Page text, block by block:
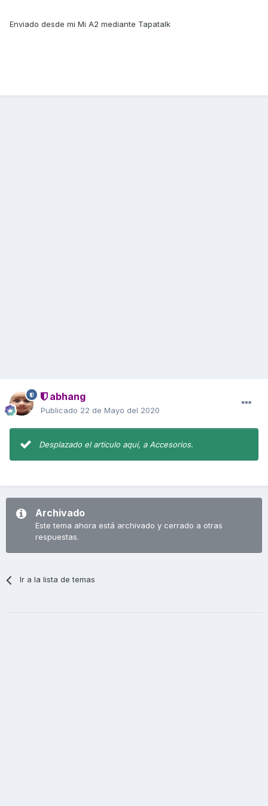
Enviado desde mi Mi A2 mediante Tapatalk
abhang
Publicado 22 de Mayo del 2020
Desplazado el articulo aqui, a Accesorios.
Archivado
Este tema ahora está archivado y cerrado a otras
respuestas.
Ir a la lista de temas